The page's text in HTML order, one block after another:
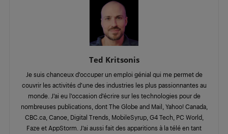
Ted Kritsonis
Je suis chanceux d’occuper un emploi génial qui me permet de
couvrir les activités d’une des industries les plus passionnantes au
monde. J’ai eu l’occasion d’écrire sur les technologies pour de
nombreuses publications, dont The Globe and Mail, Yahoo! Canada,
CBC.ca, Canoe, Digital Trends, MobileSyrup, G4 Tech, PC World,
Faze et AppStorm. J’ai aussi fait des apparitions à la télé en tant